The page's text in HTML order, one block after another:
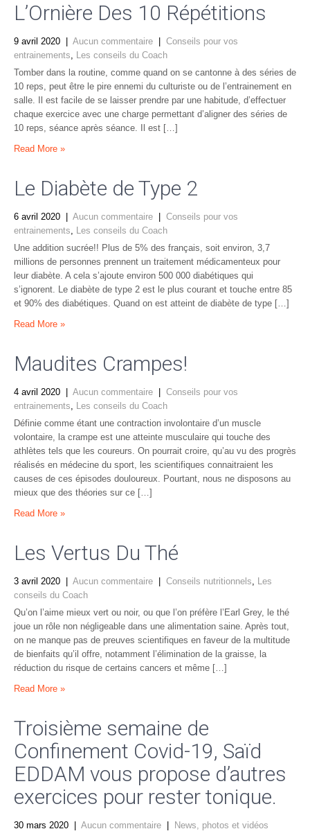
L’Ornière Des 10 Répétitions
9 avril 2020 Aucun commentaire
Conseils pour vos
entrainements, Les conseils du Coach
Tomber dans la routine, comme quand on se cantonne à des séries de
10 reps, peut être le pire ennemi du culturiste ou de l’entrainement en
salle. Il est facile de se laisser prendre par une habitude, d’effectuer
chaque exercice avec une charge permettant d’aligner des séries de
10 reps, séance après séance. Il est […]
Read More »
Le Diabète de Type 2
6 avril 2020 Aucun commentaire
Conseils pour vos
entrainements, Les conseils du Coach
Une addition sucrée!! Plus de 5% des français, soit environ, 3,7
millions de personnes prennent un traitement médicamenteux pour
leur diabète. A cela s’ajoute environ 500 000 diabétiques qui
s’ignorent. Le diabète de type 2 est le plus courant et touche entre 85
et 90% des diabétiques. Quand on est atteint de diabète de type […]
Read More »
Maudites Crampes!
4 avril 2020 Aucun commentaire
Conseils pour vos
entrainements, Les conseils du Coach
Définie comme étant une contraction involontaire d’un muscle
volontaire, la crampe est une atteinte musculaire qui touche des
athlètes tels que les coureurs. On pourrait croire, qu’au vu des progrès
réalisés en médecine du sport, les scientifiques connaitraient les
causes de ces épisodes douloureux. Pourtant, nous ne disposons au
mieux que des théories sur ce […]
Read More »
Les Vertus Du Thé
3 avril 2020 Aucun commentaire Conseils nutritionnels, Les
conseils du Coach
Qu’on l’aime mieux vert ou noir, ou que l’on préfère l’Earl Grey, le thé
joue un rôle non négligeable dans une alimentation saine. Après tout,
on ne manque pas de preuves scientifiques en faveur de la multitude
de bienfaits qu’il offre, notamment l’élimination de la graisse, la
réduction du risque de certains cancers et même […]
Read More »
Troisième semaine de
Confinement Covid-19, Saïd
EDDAM vous propose d’autres
exercices pour rester tonique.
30 mars 2020 Aucun commentaire
News, photos et vidéos